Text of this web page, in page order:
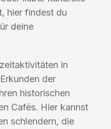
hier findest du
deine
in
der
historischen
Cafés. Hier kannst
schlendern, die